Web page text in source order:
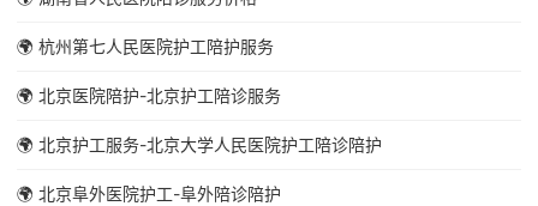
🌍 杭州第七人民医院护工陪护服务
🌍 北京医院陪护-北京护工陪诊服务
🌍 北京护工服务-北京大学人民医院护工陪诊陪护
🌍 北京阜外医院护工-阜外陪诊陪护